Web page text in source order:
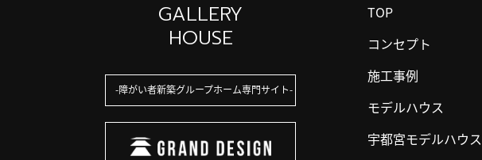
GALLERY
HOUSE
障がい者新築グループホーム専門サイト
TOP
コンセプト
施工事例
モデルハウス
宇都宮モデルハウス